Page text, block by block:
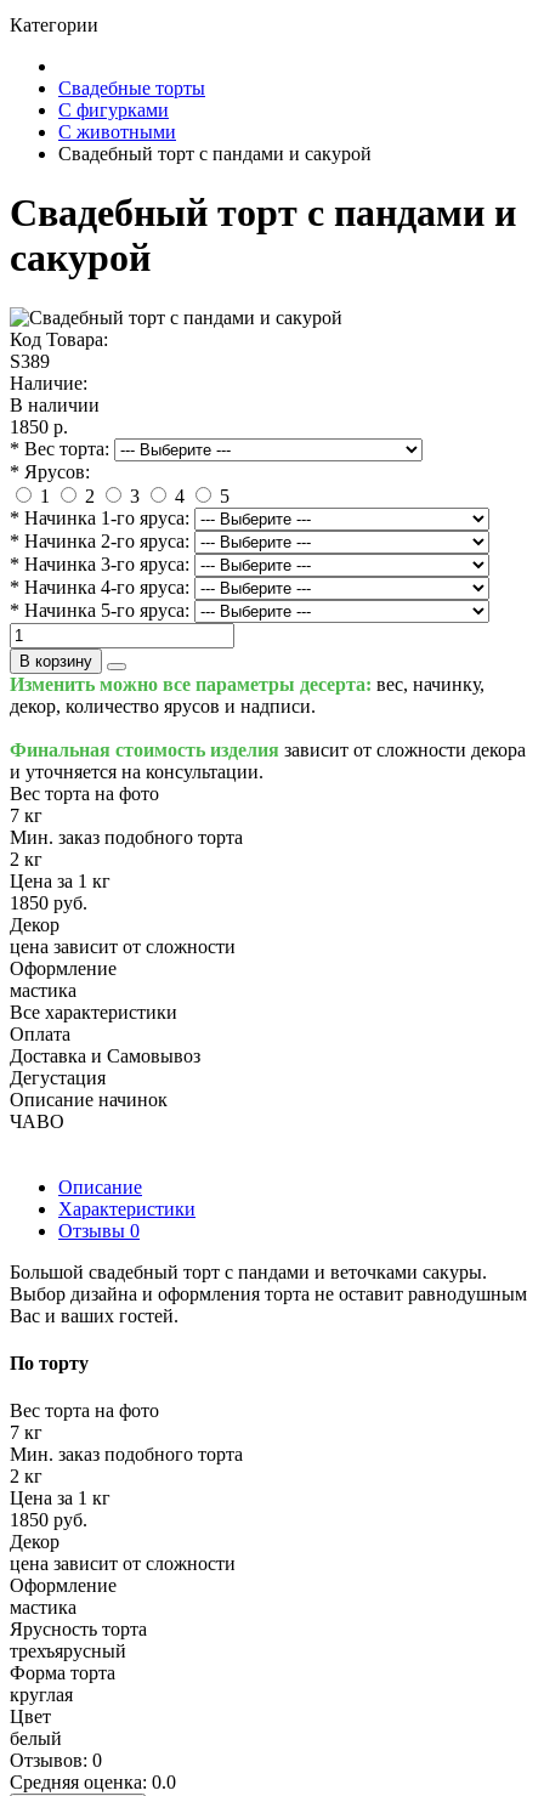
Категории
Свадебные торты
С фигурками
С животными
Свадебный торт с пандами и сакурой
Свадебный торт с пандами и
сакурой
Код Товара:
S389
Наличие:
В наличии
1850 р.
* Вес торта:
* Ярусов:
1
2 3 4
5
* Начинка 1-го яруса:
* Начинка 2-го яруса:
* Начинка 3-го яруса:
* Начинка 4-го яруса:
* Начинка 5-го яруса:
В корзину
Изменить можно все параметры десерта: вес, начинку,
декор, количество ярусов и надписи.
Финальная стоимость изделия зависит от сложности декора
и уточняется на консультации.
Вес торта на фото
7 кг
Мин. заказ подобного торта
2 кг
Цена за 1 кг
1850 руб.
Декор
цена зависит от сложности
Оформление
мастика
Все характеристики
Оплата
Доставка и Самовывоз
Дегустация
Описание начинок
ЧАВО
Описание
Характеристики
Отзывы 0
Большой свадебный торт с пандами и веточками сакуры.
Выбор дизайна и оформления торта не оставит равнодушным
Вас и ваших гостей.
По торту
Вес торта на фото
7 кг
Мин. заказ подобного торта
2 кг
Цена за 1 кг
1850 руб.
Декор
цена зависит от сложности
Оформление
мастика
Ярусность торта
трехъярусный
Форма торта
круглая
Цвет
белый
Отзывов: 0
Средняя оценка: 0.0